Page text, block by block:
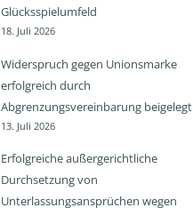
Glücksspielumfeld
18. Juli 2026
Widerspruch gegen Unionsmarke
erfolgreich durch
Abgrenzungsvereinbarung beigelegt
13. Juli 2026
Erfolgreiche außergerichtliche
Durchsetzung von
Unterlassungsansprüchen wegen